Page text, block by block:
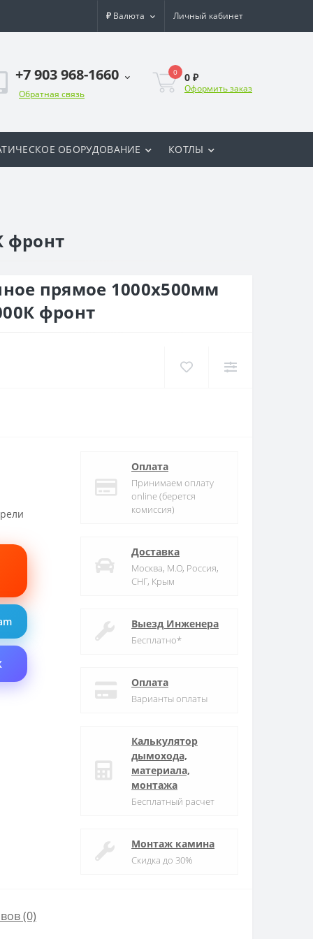
₽ Валюта Личный кабинет
+7 903 968-1660
Обратная связь
0 0 ₽
Оформить заказ
ОБОРУДОВАНИЕ КОТЛЫ
фронт
прямое 1000x500мм
фронт
Оплата
Принимаем оплату
online (берется
комиссия)
Доставка
Москва, М.О, Россия,
СНГ, Крым
Выезд Инженера
Бесплатно*
Оплата
Варианты оплаты
Калькулятор
дымохода,
материала,
монтажа
Бесплатный расчет
Монтаж камина
Скидка до 30%
(0)